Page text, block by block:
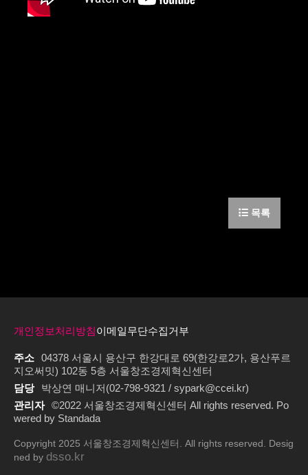
목록
개인정보처리방침이메일무단수집거부
주소 04378 서울시 용산구 한강대로 69(한강로2가, 용산푸르
지오써밋) 102동 5층 서울창조경제혁신센터
담당
박상연 매니저(02-798-9321 / sypark@ccei.kr)
관리자 ©2022 서울창조경제혁신센터 All rights reserved. Po
wered by Standada
Copyright 2025 서울창조경제혁신센터. All rights reserved. Desig
ned by dsso.kr